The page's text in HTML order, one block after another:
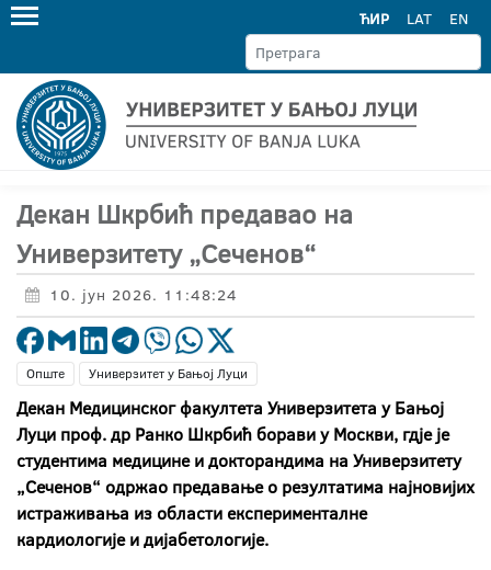
ЋИР LAT EN
Декан Шкрбић предавао на
Универзитету „Сеченов“
10. јун 2026. 11:48:24
Опште Универзитет у Бањој Луци
Декан Медицинског факултета Универзитета у Бањој
Луци проф. др Ранко Шкрбић борави у Москви, гдје је
студентима медицине и докторандима на Универзитету
„Сеченов“ одржао предавање о резултатима најновијих
истраживања из области експерименталне
кардиологије и дијабетологије.